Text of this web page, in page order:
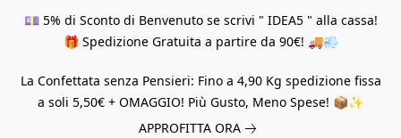
💷 5% di Sconto di Benvenuto se scrivi " IDEA5 " alla cassa!
🎁 Spedizione Gratuita a partire da 90€! 🚚💨
La Confettata senza Pensieri: Fino a 4,90 Kg spedizione fissa
a soli 5,50€ + OMAGGIO! Più Gusto, Meno Spese! 📦✨
APPROFITTA ORA